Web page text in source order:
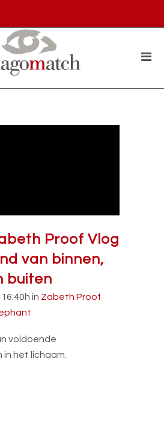
Proof Vlog
van binnen,
buiten
in Zabeth Proof
voldoende
het lichaam.